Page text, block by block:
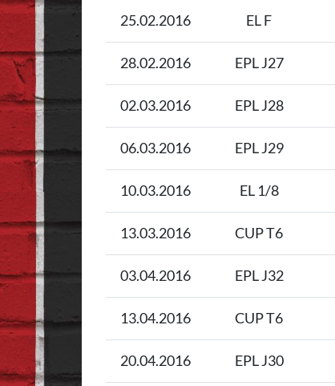
25.02.2016 EL F
28.02.2016 EPL J27
02.03.2016 EPL J28
06.03.2016 EPL J29
10.03.2016 EL 1/8
13.03.2016 CUP T6
03.04.2016 EPL J32
13.04.2016 CUP T6
20.04.2016 EPL J30